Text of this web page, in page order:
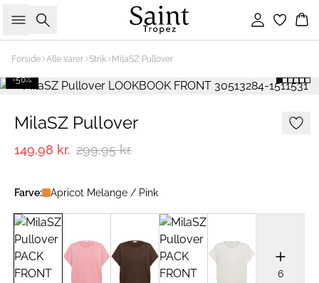
Søg Log ind
Forside Alle varer Strik MilaSZ Pullover
-50%
MilaSZ Pullover
149,98 kr. 299,95 kr.
Farve: Apricot Melange / Pink
6